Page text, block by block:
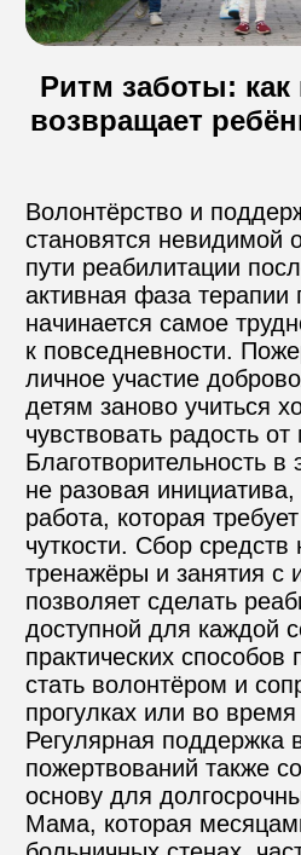
телефон для
e-mail для
info@angel-
Ритм заботы: как
возвращает
Волонтёрство и
становятся невидимой
пути реабилитации
активная фаза терапии
начинается самое
к повседневности.
личное участие
детям заново учиться
чувствовать радость
Благотворительность
не разовая
работа, которая
чуткости. Сбор
тренажёры и занятия с
позволяет сделать
доступной для каждой
практических
стать волонтёром и
прогулках или во
Регулярная поддержка
пожертвований также
основу для
Мама, которая